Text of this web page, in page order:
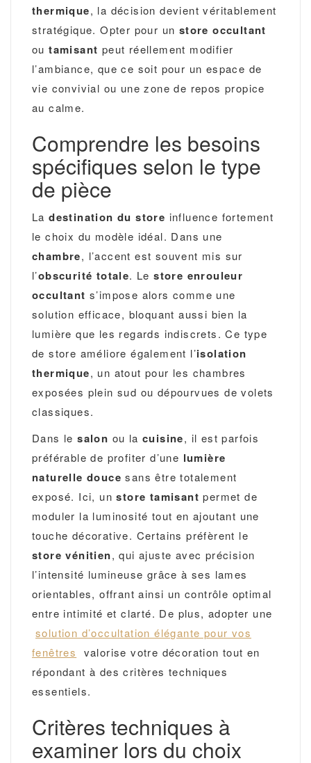
thermique, la décision devient véritablement
stratégique. Opter pour un store occultant
outamisant peut réellement modifier
l’ambiance, que ce soit pour un espace de
vie convivial ou une zone de repos propice
au calme.
Comprendre les besoins
spécifiques selon le type
de pièce
Ladestination du store influence fortement
le choix du modèle idéal. Dans une
chambre, l’accent est souvent mis sur
l’obscurité totale. Lestore enrouleur
occultant s’impose alors comme une
solution efficace, bloquant aussi bien la
lumière que les regards indiscrets. Ce type
de store améliore également l’isolation
thermique, un atout pour les chambres
exposées plein sud ou dépourvues de volets
classiques.
Dans lesalon ou lacuisine, il est parfois
préférable de profiter d’une lumière
naturelle douce sans être totalement
exposé. Ici, unstore tamisant permet de
moduler la luminosité tout en ajoutant une
touche décorative. Certains préfèrent le
store vénitien, qui ajuste avec précision
l’intensité lumineuse grâce à ses lames
orientables, offrant ainsi un contrôle optimal
entre intimité et clarté. De plus, adopter une
solution d’occultation élégante pour vos
fenêtres
valorise votre décoration tout en
répondant à des critères techniques
essentiels.
Critères techniques à
examiner lors du choix